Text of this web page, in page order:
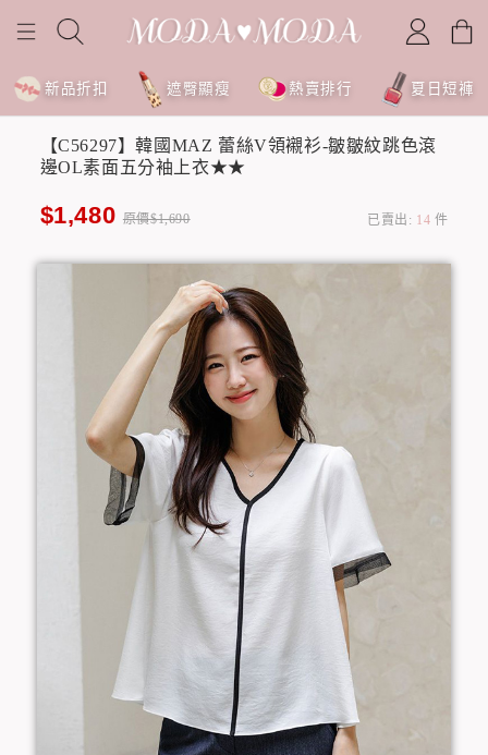
新品折扣 遮臀顯瘦 熱賣排行 夏日短褲
【C56297】韓國MAZ 蕾絲V領襯衫-皺皺紋跳色滾
邊OL素面五分袖上衣★★
$1,480 原價$1,690 已賣出: 14 件